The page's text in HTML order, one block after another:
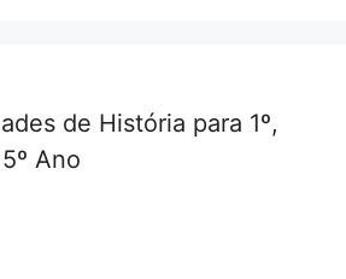
de História para 1º,
Ano